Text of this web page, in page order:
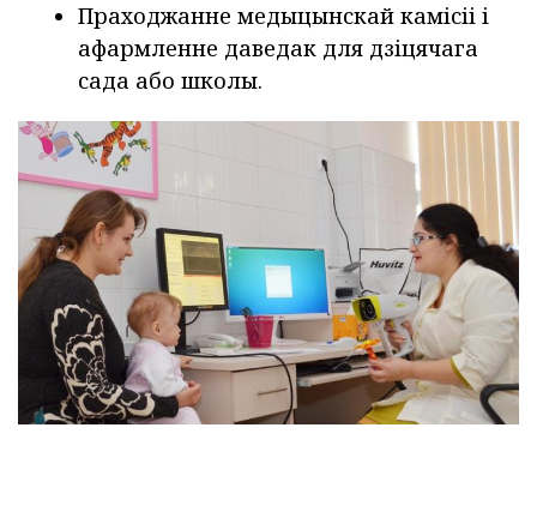
Праходжанне медыцынскай камісіі і
афармленне даведак для дзіцячага
сада або школы.